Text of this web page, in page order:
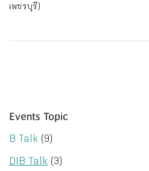
เพชรบุรี)
Events Topic
B Talk (9)
DIB Talk (3)